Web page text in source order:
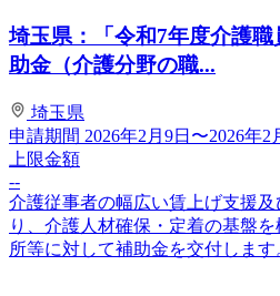
埼玉県：「令和7年度介護
助金（介護分野の職...
埼玉県
申請期間 2026年2月9日〜2026年2
上限金額
--
介護従事者の幅広い賃上げ支援
り、介護人材確保・定着の基盤
所等に対して補助金を交付します